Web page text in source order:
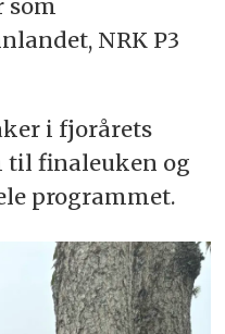
som
NRK P3
i fjorårets
til finaleuken og
programmet.